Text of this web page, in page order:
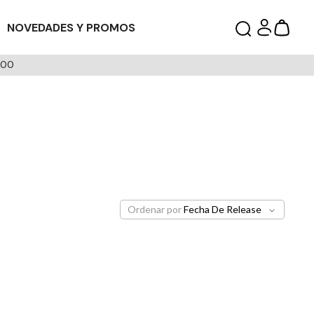
NOVEDADES Y PROMOS
Ordenar porFecha De Release